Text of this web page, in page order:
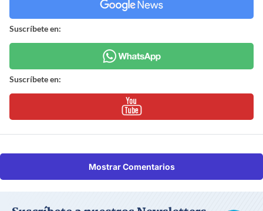
Suscríbete en:
Suscríbete en:
Mostrar Comentarios